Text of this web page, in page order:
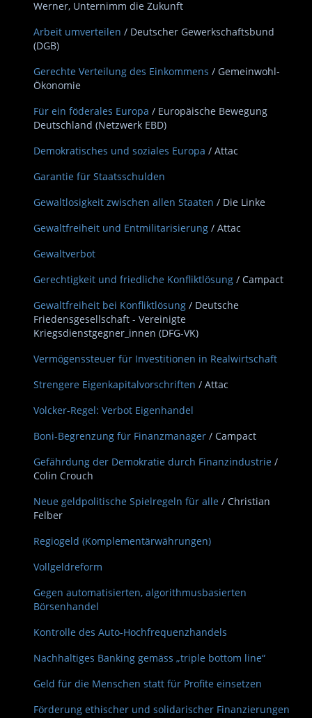
Werner, Unternimm die Zukunft
Arbeit umverteilen / Deutscher Gewerkschaftsbund
(DGB)
Gerechte Verteilung des Einkommens / Gemeinwohl-
Ökonomie
Für ein föderales Europa / Europäische Bewegung
Deutschland (Netzwerk EBD)
Demokratisches und soziales Europa / Attac
Garantie für Staatsschulden
Gewaltlosigkeit zwischen allen Staaten / Die Linke
Gewaltfreiheit und Entmilitarisierung / Attac
Gewaltverbot
Gerechtigkeit und friedliche Konfliktlösung / Campact
Gewaltfreiheit bei Konfliktlösung / Deutsche
Friedensgesellschaft - Vereinigte
Kriegsdienstgegner_innen (DFG-VK)
Vermögenssteuer für Investitionen in Realwirtschaft
Strengere Eigenkapitalvorschriften / Attac
Volcker-Regel: Verbot Eigenhandel
Boni-Begrenzung für Finanzmanager / Campact
Gefährdung der Demokratie durch Finanzindustrie /
Colin Crouch
Neue geldpolitische Spielregeln für alle / Christian
Felber
Regiogeld (Komplementärwährungen)
Vollgeldreform
Gegen automatisierten, algorithmusbasierten
Börsenhandel
Kontrolle des Auto-Hochfrequenzhandels
Nachhaltiges Banking gemäss „triple bottom line“
Geld für die Menschen statt für Profite einsetzen
Förderung ethischer und solidarischer Finanzierungen